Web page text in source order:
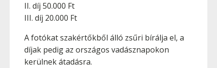
II. díj 50.000 Ft
III. díj 20.000 Ft
A fotókat szakértőkből álló zsűri bírálja el, a
díjak pedig az országos vadásznapokon
kerülnek átadásra.